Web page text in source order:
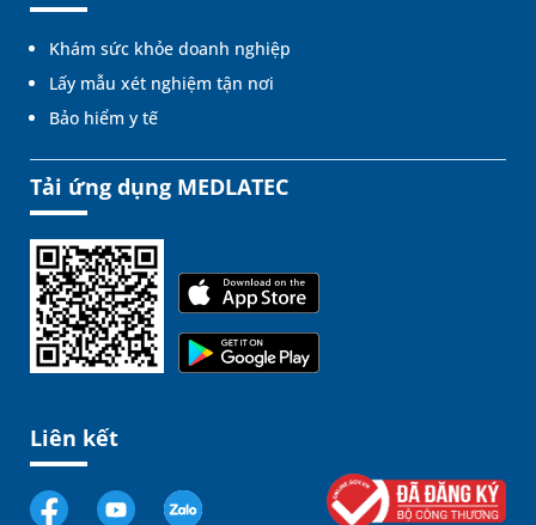
Khám sức khỏe doanh nghiệp
Lấy mẫu xét nghiệm tận nơi
Bảo hiểm y tế
Tải ứng dụng MEDLATEC
Liên kết